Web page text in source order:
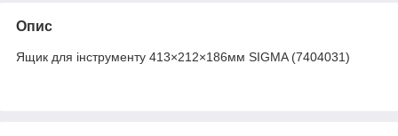
Опис
Ящик для інструменту 413×212×186мм SIGMA (7404031)